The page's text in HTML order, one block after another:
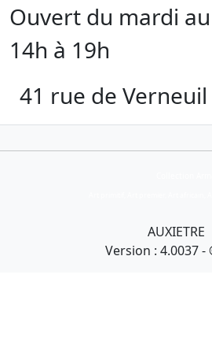
Ouvert du mardi
14h à 19h
41 rue de
AUXIETRE
Version : 4.0037 -